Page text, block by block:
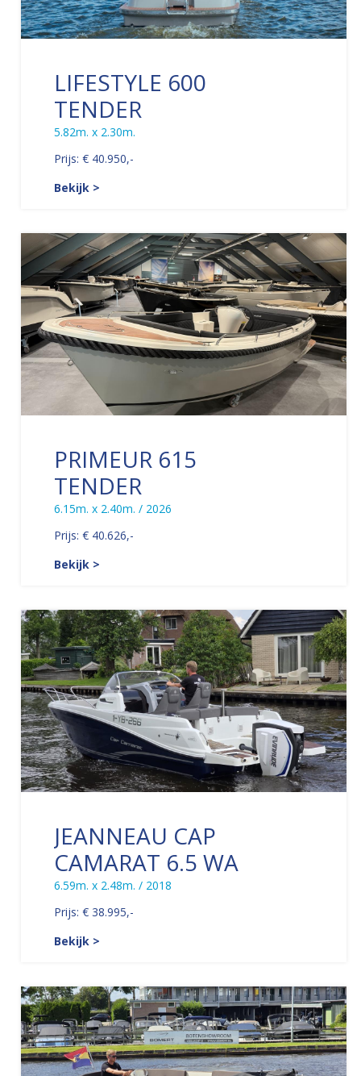
LIFESTYLE 600
TENDER
5.82m. x 2.30m.
Prijs: € 40.950,-
Bekijk >
PRIMEUR 615
TENDER
6.15m. x 2.40m. / 2026
Prijs: € 40.626,-
Bekijk >
JEANNEAU CAP
CAMARAT 6.5 WA
6.59m. x 2.48m. / 2018
Prijs: € 38.995,-
Bekijk >